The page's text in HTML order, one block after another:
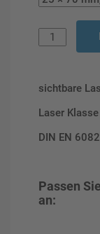
sichtbare
Laser
DIN EN
Passen
an: